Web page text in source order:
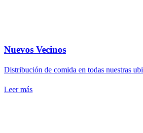
Nuevos Vecinos
Distribución de comida en todas nuestras
Leer más